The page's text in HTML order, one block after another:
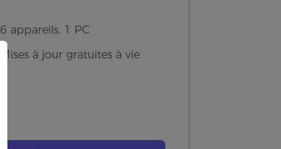
6 appareils, 1 PC
Mises à jour gratuites à vie